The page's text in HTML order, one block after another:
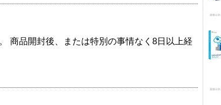
商品開封後、または特別の事情なく8日以上経